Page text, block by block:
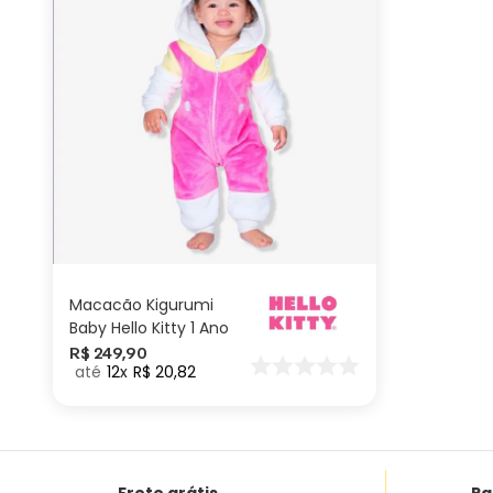
Macacão Kigurumi
Baby Hello Kitty 1 Ano
R$ 249,90
12 R$ 20,82
1 ano
ADICIONAR AO
CARRINHO